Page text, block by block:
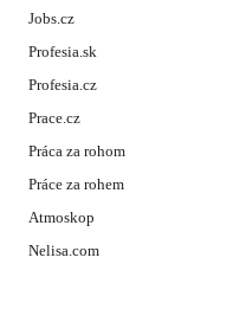
Jobs.cz
Profesia.sk
Profesia.cz
Prace.cz
Práca za rohom
Práce za rohem
Atmoskop
Nelisa.com